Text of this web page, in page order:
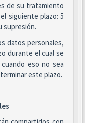
de su tratamiento
siguiente plazo: 5
supresión.
datos personales,
durante el cual se
eso no sea
este plazo.